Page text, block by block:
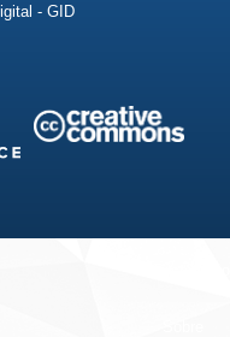
- GID